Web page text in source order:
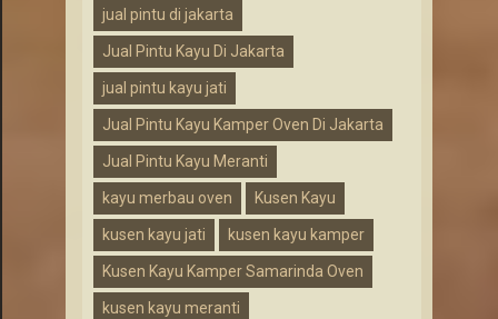
jual pintu di jakarta
Jual Pintu Kayu Di Jakarta
jual pintu kayu jati
Jual Pintu Kayu Kamper Oven Di Jakarta
Jual Pintu Kayu Meranti
kayu merbau oven Kusen Kayu
kusen kayu jati kusen kayu kamper
Kusen Kayu Kamper Samarinda Oven
kusen kayu meranti